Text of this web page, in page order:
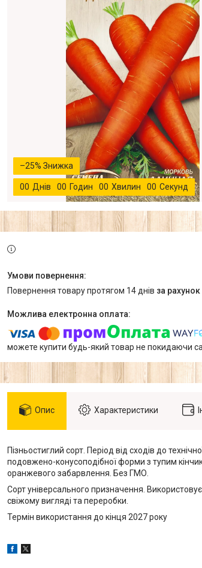
–25%
00 Днів 00 Годин 00 Хвилин 00 Секунд
повернення товару протягом 14 днів за
можете купити будь-який товар не покидаючи
Опис Характеристики
Пізньостиглий сорт. Період від сходів до
подовжено-конусоподібної форми з тупим
оранжевого забарвлення. Без ГМО.
Сорт універсального призначення.
свіжому вигляді та переробки.
Термін використання до кінця 2027 року